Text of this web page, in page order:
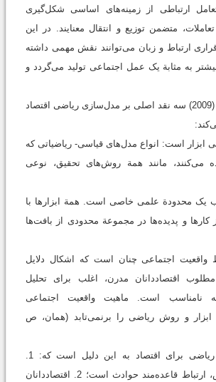
تعامل ارتباطی از زمینه‌های اساسی شکل‌گیری
متضمن توزیع و انتقال معنایند. در این
ارتباط و زبان می‌توانند نقش مهمی داشته
به مثابة یک عمل اجتماعی تولید می‌گردد و
به‌طورکلی، لاوسون (2009) سه نقد اصلی بر مدل‌سازی ریاضی اقتصاد
ابزار است: انواع مدل‌های قیاسی- ریاضیاتی که
می‌کنند، مانند همة روش‌های تحقیق، نوعی
یک محدودة علمی خاصی است. همة ابزارها با
و پدیده‌ها در مجموعة محدودی از بافت‌ها
واقعیت اجتماعی چنان است که اشکال دلایل
اقتصاددانان مدرن، اغلب برای تحلیل
نامناسب است. ماهیت واقعیت اجتماعی
و روش ریاضی را برنمی‌تابد (همان، ص
عدم کفایت روش ریاضی برای اقتصاد به این دلیل است که: 1.
پیش‌فرض این روش، ارتباط قاعده‌مند حوادث است؛ 2. اقتصاددانان